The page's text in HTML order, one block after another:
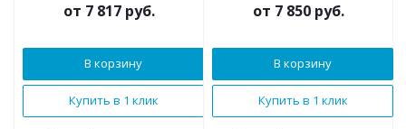
от 7 817 руб.
В корзину
Купить в 1 клик
от 7 850 руб.
В корзину
Купить в 1 клик